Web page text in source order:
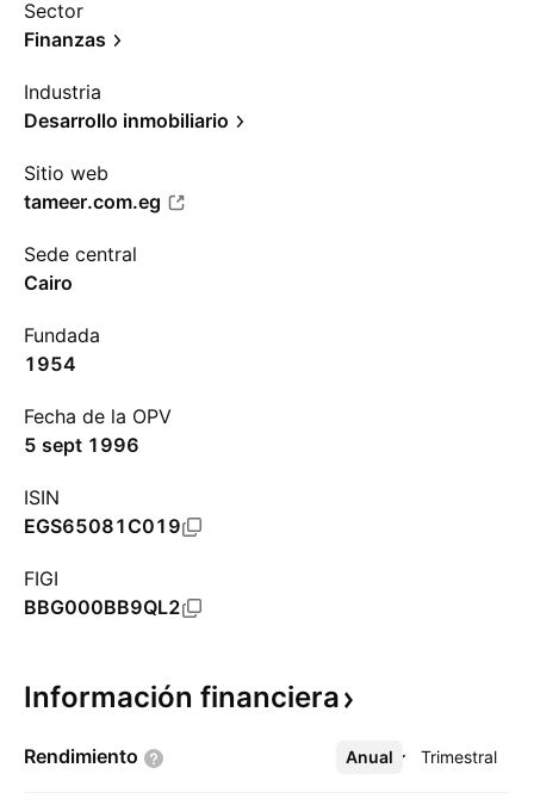
Sector
Finanzas
Industria
Desarrollo inmobiliario
Sitio web
tameer.com.eg
Sede central
Cairo
Fundada
1954
Fecha de la OPV
5 sept 1996
ISIN
EGS65081C019
FIGI
BBG000BB9QL2
Información financiera
Rendimiento Anual Trimestral
Más